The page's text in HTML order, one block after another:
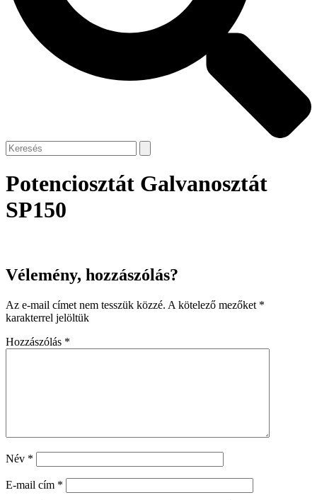
Potenciosztát Galvanosztát
SP150
Vélemény, hozzászólás?
Az e-mail címet nem tesszük közzé. A kötelező mezőket *
karakterrel jelöltük
Hozzászólás *
Név *
E-mail cím *